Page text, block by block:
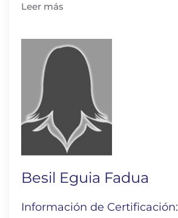
Leer más
Besil Eguia Fadua
Información de Certificación: